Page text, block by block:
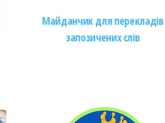
Майданчик для перекладів
запозичених слів